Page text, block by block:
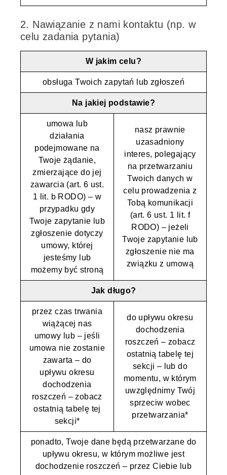
2. Nawiązanie z nami kontaktu (np. w
celu zadania pytania)
W jakim celu?
obsługa Twoich zapytań lub zgłoszeń
Na jakiej podstawie?
umowa lub
działania
podejmowane na
Twoje żądanie,
zmierzające do jej
zawarcia (art. 6 ust.
1 lit. b RODO) – w
przypadku gdy
Twoje zapytanie lub
zgłoszenie dotyczy
umowy, której
jesteśmy lub
możemy być stroną
nasz prawnie
uzasadniony
interes, polegający
na przetwarzaniu
Twoich danych w
celu prowadzenia z
Tobą komunikacji
(art. 6 ust. 1 lit. f
RODO) – jeżeli
Twoje zapytanie lub
zgłoszenie nie ma
związku z umową
Jak długo?
przez czas trwania
wiążącej nas
umowy lub – jeśli
umowa nie zostanie
zawarta – do
upływu okresu
dochodzenia
roszczeń – zobacz
ostatnią tabelę tej
sekcji*
do upływu okresu
dochodzenia
roszczeń – zobacz
ostatnią tabelę tej
sekcji – lub do
momentu, w którym
uwzględnimy Twój
sprzeciw wobec
przetwarzania*
ponadto, Twoje dane będą przetwarzane do
upływu okresu, w którym możliwe jest
dochodzenie roszczeń – przez Ciebie lub